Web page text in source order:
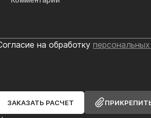
на обработку
ЗАКАЗАТЬ РАСЧЕТ